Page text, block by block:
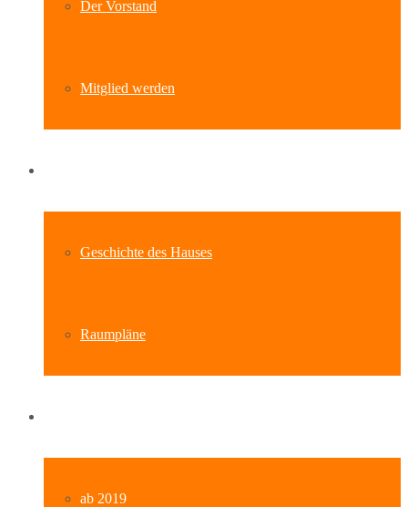
Der Vorstand
Mitglied werden
Geschichte des Hauses
Raumpläne
ab 2019